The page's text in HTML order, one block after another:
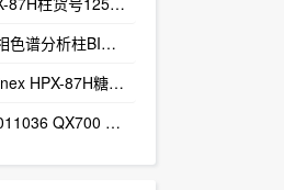
1250140伯乐液相色谱分析柱BIO-RAD Aminex HPX-87H-1250140
Bio-Rad伯乐Aminex HPX-87H糖有机酸分析色谱柱1250140
Bio-Rad伯乐 17011036 QX700 E Droplet Digital PCR System